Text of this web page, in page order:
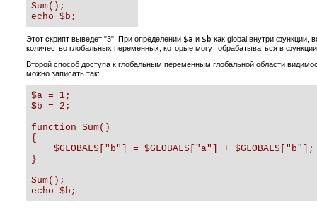
Sum();
echo $b;
Этот скрипт выведет "3". При определении $a и $b как global внутри функции,
количество глобальных переменных, которые могут обрабатываться в
Второй способ доступа к глобальным переменным глобальной области
можно записать так:
$a = 1;
$b = 2;
function Sum()
{
    $GLOBALS["b"] = $GLOBALS["a"] + $GLOBALS["b"];
}
Sum();
echo $b;